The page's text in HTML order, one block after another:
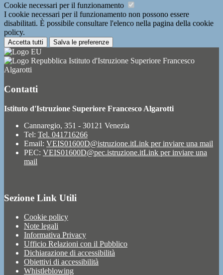
Cookie necessari per il funzionamento
I cookie necessari per il funzionamento non possono essere
disabilitati. È possibile consultare l'elenco nella pagina della cookie
policy.
Accetta tutti Salva le preferenze
Istituto d'Istruzione Superiore Francesco
Algarotti
Contatti
Istituto d'Istruzione Superiore Francesco Algarotti
Cannaregio, 351 - 30121 Venezia
Tel: Tel. 041716266
Email: VEIS01600D@istruzione.itLink per inviare una mail
PEC: VEIS01600D@pec.istruzione.itLink per inviare una
mail
Sezione Link Utili
Cookie policy
Note legali
Informativa Privacy
Ufficio Relazioni con il Pubblico
Dichiarazione di accessibilità
Obiettivi di accessibilità
Whistleblowing